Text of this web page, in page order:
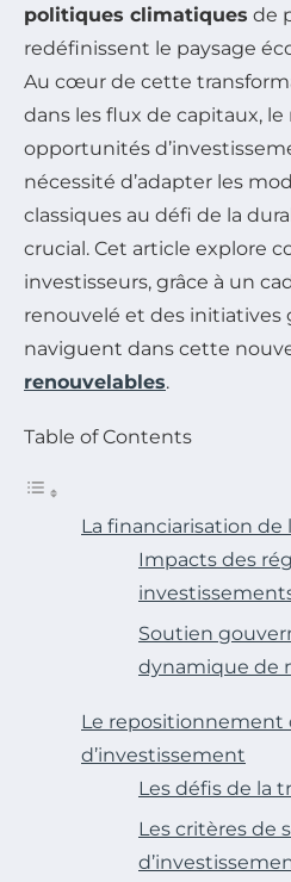
politiques climatiques de
redéfinissent le paysage
Au cœur de cette
dans les flux de capitaux, le
opportunités
nécessité d’adapter les
classiques au défi de la
crucial. Cet article explore
investisseurs, grâce à un
renouvelé et des initiatives
naviguent dans cette
renouvelables.
Table of Contents
La financiarisation de
Impacts des
Soutien
dynamique de
Le repositionnement
d’investissement
Les défis de la
Les critères de